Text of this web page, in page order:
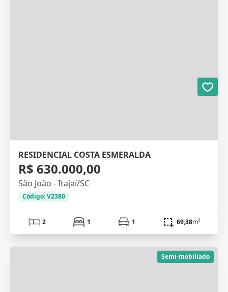
RESIDENCIAL COSTA ESMERALDA
R$ 630.000,00
São João - Itajaí/SC
Código: V2380
2 1 1 69,38m²
Semi-mobiliado